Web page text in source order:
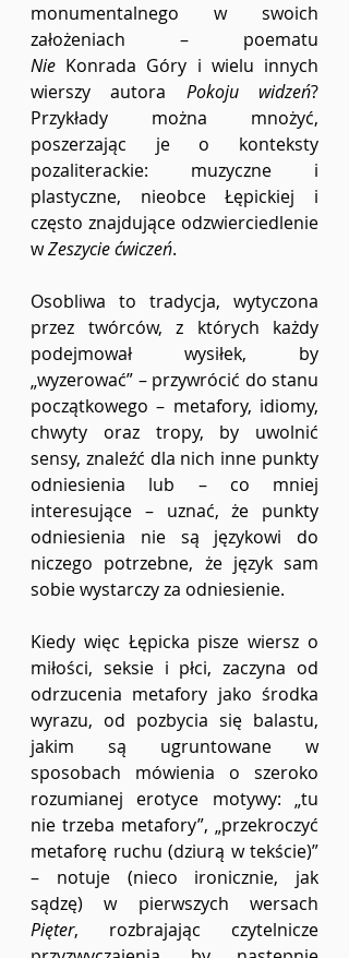
monumentalnego w swoich
Nie Konrada Góry i wielu innych
wierszy autora Pokoju widzeń?
Przykłady można mnożyć,
poszerzając je o konteksty
pozaliterackie: muzyczne i
plastyczne, nieobce Łępickiej i
często znajdujące odzwierciedlenie
w Zeszycie ćwiczeń.
Osobliwa to tradycja, wytyczona
przez twórców, z których każdy
podejmował wysiłek, by
„wyzerować” – przywrócić do stanu
początkowego – metafory, idiomy,
chwyty oraz tropy, by uwolnić
sensy, znaleźć dla nich inne punkty
odniesienia lub – co mniej
interesujące – uznać, że punkty
odniesienia nie są językowi do
niczego potrzebne, że język sam
sobie wystarczy za odniesienie.
Kiedy więc Łępicka pisze wiersz o
miłości, seksie i płci, zaczyna od
odrzucenia metafory jako środka
wyrazu, od pozbycia się balastu,
jakim są ugruntowane w
sposobach mówienia o szeroko
rozumianej erotyce motywy: „tu
nie trzeba metafory”, „przekroczyć
metaforę ruchu (dziurą w tekście)”
– notuje (nieco ironicznie, jak
Pięter, rozbrajając czytelnicze